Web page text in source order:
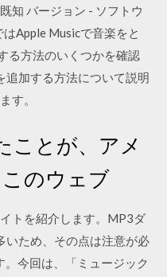
知 バージョン - ソフトウ
Apple Musicで音楽をと
る方法のいくつかを確認
追加する方法について説明
す。
ことが、アメ
のウェブ
トを紹介します。MP3ダ
いため、その点は注意が必
今回は、「ミュージック